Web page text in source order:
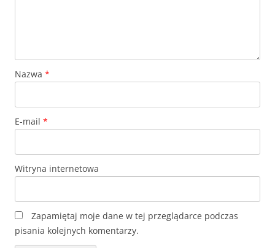
Nazwa *
E-mail *
Witryna internetowa
Zapamiętaj moje dane w tej przeglądarce podczas
pisania kolejnych komentarzy.